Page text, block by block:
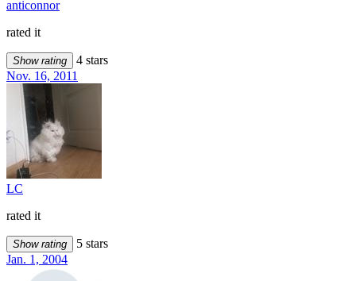
anticonnor
rated it
Show rating
4 stars
Nov. 16, 2011
LC
rated it
Show rating
5 stars
Jan. 1, 2004